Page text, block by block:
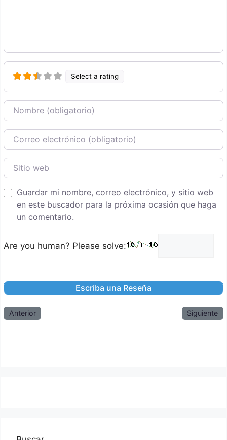
Select a rating
Nombre
Correo Electronico
Sitio web
Guardar mi nombre, correo electrónico, y sitio web
en este buscador para la próxima ocasión que haga
un comentario.
Are you human? Please solve:
Anterior Siguiente